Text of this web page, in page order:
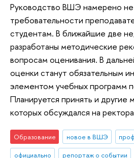
Руководство ВШЭ намерено
требовательности
студентам. В ближайшие две
разработаны методические
вопросам оценивания. В
оценки станут обязательным
элементом учебных программ
Планируется принять и другие
которых обсуждался на
Образование новое в ВШЭ
официально
репортаж о событии